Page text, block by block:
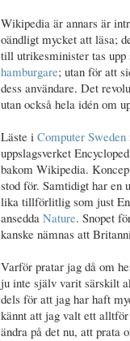
Wikipedia är annars är
oändligt mycket att läsa;
till utrikesminister tas
hamburgare; utan för att
dess användare. Det
utan också hela idén om
Läste i Computer Sweden
uppslagsverket
bakom Wikipedia.
stod för. Samtidigt har en
lika tillförlitlig som just
ansedda Nature. Snopet
kanske nämnas att
Varför pratar jag då om
ju inte själv varit särskilt
dels för att jag har haft
kännt att jag valt ett
ändra på det nu, att prata